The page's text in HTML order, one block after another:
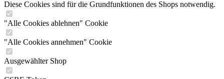
Diese Cookies sind für die Grundfunktionen des Shops notwendig.
"Alle Cookies ablehnen" Cookie
"Alle Cookies annehmen" Cookie
Ausgewählter Shop